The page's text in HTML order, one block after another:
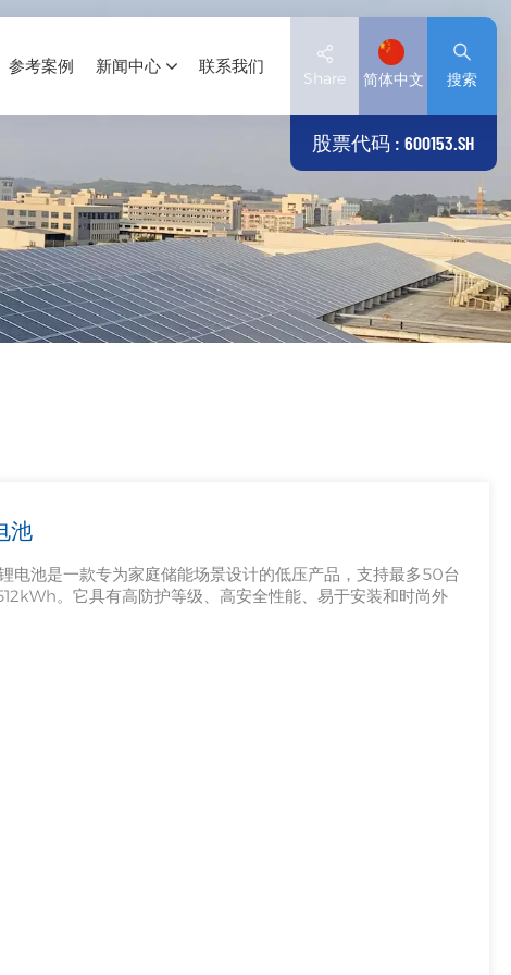
参考案例 新闻中心 联系我们
Share 简体中文
English
Deutsch
español
日本語
українська
搜索
股票代码 : 600153.SH
池
池是一款专为家庭储能场景设计的低压产品，支持最多50台
。它具有高防护等级、高安全性能、易于安装和时尚外